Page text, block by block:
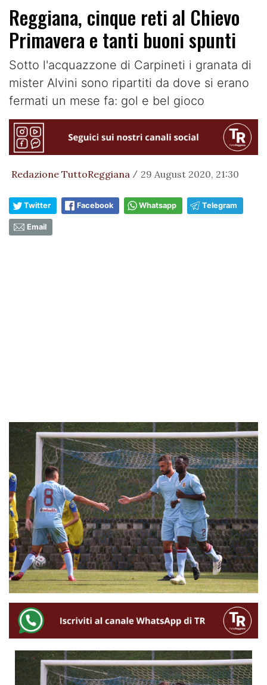
Reggiana, cinque reti al Chievo
Primavera e tanti buoni spunti
Sotto l'acquazzone di Carpineti i granata di
mister Alvini sono ripartiti da dove si erano
fermati un mese fa: gol e bel gioco
Redazione TuttoReggiana / 29 August 2020, 21:30
Twitter Facebook Whatsapp Telegram
Email